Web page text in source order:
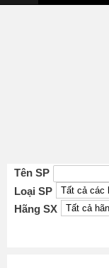
Tên SP
Loại SP
Hãng SX